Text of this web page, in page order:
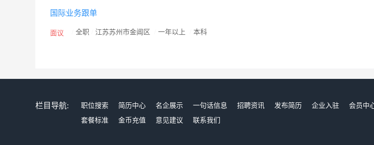
国际业务跟单
面议 全职 江苏苏州市金阊区 一年以上 本科
栏目导航: 职位搜索 简历中心 名企展示 一句话信息 招聘资讯 发布简历 企业入驻 会员中
套餐标准
金币充值 意见建议 联系我们